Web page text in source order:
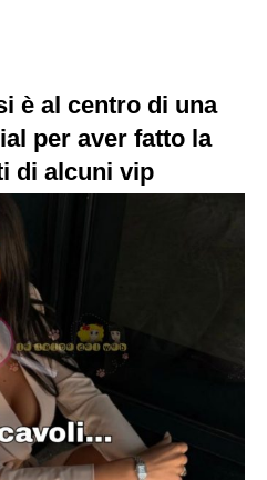
è al centro di una
per aver fatto la
di alcuni vip